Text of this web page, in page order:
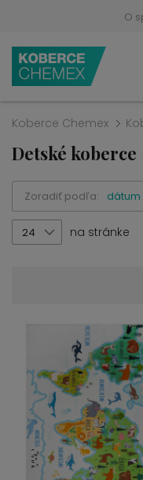
O
Koberce Chemex
Detské koberce
Zoradiť podľa:
24 na stránke